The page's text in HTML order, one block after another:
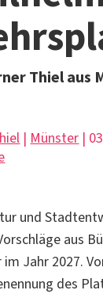
Thiel aus
| Münster |
und
aus
Jahr 2027.
des